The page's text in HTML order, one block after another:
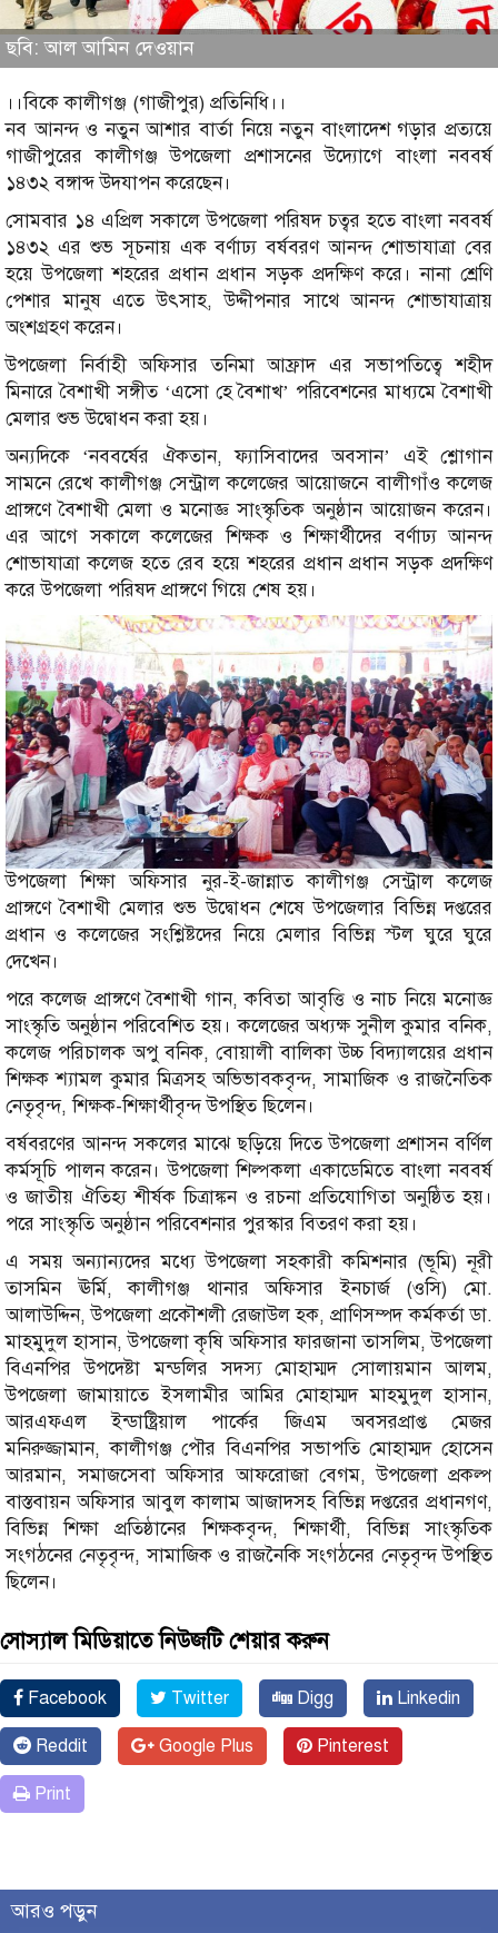
ছবি: আল আমিন দেওয়ান
।।বিকে কালীগঞ্জ (গাজীপুর) প্রতিনিধি।।
নব আনন্দ ও নতুন আশার বার্তা নিয়ে নতুন বাংলাদেশ গড়ার প্রত্যয়ে
গাজীপুরের কালীগঞ্জ উপজেলা প্রশাসনের উদ্যোগে বাংলা নববর্ষ
১৪৩২ বঙ্গাব্দ উদযাপন করেছেন।
সোমবার ১৪ এপ্রিল সকালে উপজেলা পরিষদ চত্বর হতে বাংলা নববর্ষ
১৪৩২ এর শুভ সূচনায় এক বর্ণাঢ্য বর্ষবরণ আনন্দ শোভাযাত্রা বের
হয়ে উপজেলা শহরের প্রধান প্রধান সড়ক প্রদক্ষিণ করে। নানা শ্রেণি
পেশার মানুষ এতে উৎসাহ, উদ্দীপনার সাথে আনন্দ শোভাযাত্রায়
অংশগ্রহণ করেন।
উপজেলা নির্বাহী অফিসার তনিমা আফ্রাদ এর সভাপতিত্বে শহীদ
মিনারে বৈশাখী সঙ্গীত ‘এসো হে বৈশাখ’ পরিবেশনের মাধ্যমে বৈশাখী
মেলার শুভ উদ্বোধন করা হয়।
অন্যদিকে ‘নববর্ষের ঐকতান, ফ্যাসিবাদের অবসান’ এই শ্লোগান
সামনে রেখে কালীগঞ্জ সেন্ট্রাল কলেজের আয়োজনে বালীগাঁও কলেজ
প্রাঙ্গণে বৈশাখী মেলা ও মনোজ্ঞ সাংস্কৃতিক অনুষ্ঠান আয়োজন করেন।
এর আগে সকালে কলেজের শিক্ষক ও শিক্ষার্থীদের বর্ণাঢ্য আনন্দ
শোভাযাত্রা কলেজ হতে রেব হয়ে শহরের প্রধান প্রধান সড়ক প্রদক্ষিণ
করে উপজেলা পরিষদ প্রাঙ্গণে গিয়ে শেষ হয়।
উপজেলা শিক্ষা অফিসার নুর-ই-জান্নাত কালীগঞ্জ সেন্ট্রাল কলেজ
প্রাঙ্গণে বৈশাখী মেলার শুভ উদ্বোধন শেষে উপজেলার বিভিন্ন দপ্তরের
প্রধান ও কলেজের সংশ্লিষ্টদের নিয়ে মেলার বিভিন্ন স্টল ঘুরে ঘুরে
দেখেন।
পরে কলেজ প্রাঙ্গণে বৈশাখী গান, কবিতা আবৃত্তি ও নাচ নিয়ে মনোজ্ঞ
সাংস্কৃতি অনুষ্ঠান পরিবেশিত হয়। কলেজের অধ্যক্ষ সুনীল কুমার বনিক,
কলেজ পরিচালক অপু বনিক, বোয়ালী বালিকা উচ্চ বিদ্যালয়ের প্রধান
শিক্ষক শ্যামল কুমার মিত্রসহ অভিভাবকবৃন্দ, সামাজিক ও রাজনৈতিক
নেতৃবৃন্দ, শিক্ষক-শিক্ষার্থীবৃন্দ উপস্থিত ছিলেন।
বর্ষবরণের আনন্দ সকলের মাঝে ছড়িয়ে দিতে উপজেলা প্রশাসন বর্ণিল
কর্মসূচি পালন করেন। উপজেলা শিল্পকলা একাডেমিতে বাংলা নববর্ষ
ও জাতীয় ঐতিহ্য শীর্ষক চিত্রাঙ্কন ও রচনা প্রতিযোগিতা অনুষ্ঠিত হয়।
পরে সাংস্কৃতি অনুষ্ঠান পরিবেশনার পুরস্কার বিতরণ করা হয়।
এ সময় অন্যান্যদের মধ্যে উপজেলা সহকারী কমিশনার (ভূমি) নূরী
তাসমিন ঊর্মি, কালীগঞ্জ থানার অফিসার ইনচার্জ (ওসি) মো.
আলাউদ্দিন, উপজেলা প্রকৌশলী রেজাউল হক, প্রাণিসম্পদ কর্মকর্তা ডা.
মাহমুদুল হাসান, উপজেলা কৃষি অফিসার ফারজানা তাসলিম, উপজেলা
বিএনপির উপদেষ্টা মন্ডলির সদস্য মোহাম্মদ সোলায়মান আলম,
উপজেলা জামায়াতে ইসলামীর আমির মোহাম্মদ মাহমুদুল হাসান,
আরএফএল ইন্ডাষ্ট্রিয়াল পার্কের জিএম অবসরপ্রাপ্ত মেজর
মনিরুজ্জামান, কালীগঞ্জ পৌর বিএনপির সভাপতি মোহাম্মদ হোসেন
আরমান, সমাজসেবা অফিসার আফরোজা বেগম, উপজেলা প্রকল্প
বাস্তবায়ন অফিসার আবুল কালাম আজাদসহ বিভিন্ন দপ্তরের প্রধানগণ,
বিভিন্ন শিক্ষা প্রতিষ্ঠানের শিক্ষকবৃন্দ, শিক্ষার্থী, বিভিন্ন সাংস্কৃতিক
সংগঠনের নেতৃবৃন্দ, সামাজিক ও রাজনৈকি সংগঠনের নেতৃবৃন্দ উপস্থিত
ছিলেন।
সোস্যাল মিডিয়াতে নিউজটি শেয়ার করুন
Facebook Twitter Digg Linkedin
Reddit Google Plus Pinterest
Print
আরও পড়ুন